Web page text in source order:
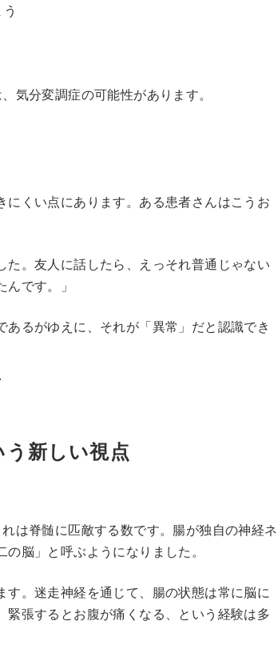
気分変調症の可能性があります。
くい点にあります。ある患者さんはこうお
た。友人に話したら、えっそれ普通じゃない
です。」
るがゆえに、それが「異常」だと認識でき
新しい視点
は脊髄に匹敵する数です。腸が独自の神経ネ
脳」と呼ぶようになりました。
。迷走神経を通じて、腸の状態は常に脳に
張するとお腹が痛くなる、という経験は多